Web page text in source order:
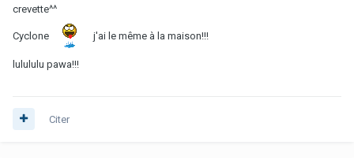
crevette^^
Cyclone j'ai le même à la maison!!!
lulululu pawa!!!
Citer